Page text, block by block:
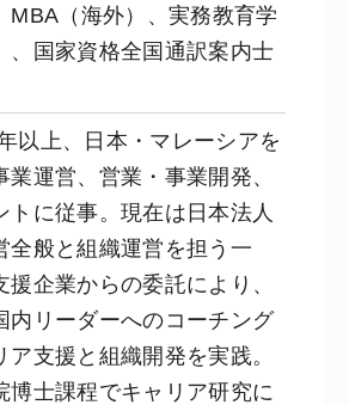
MBA（海外）、実務教育学
、国家資格全国通訳案内士
以上、日本・マレーシアを
運営、営業・事業開発、
トに従事。現在は日本法人
全般と組織運営を担う一
企業からの委託により、
内リーダーへのコーチング
ア支援と組織開発を実践。
博士課程でキャリア研究に